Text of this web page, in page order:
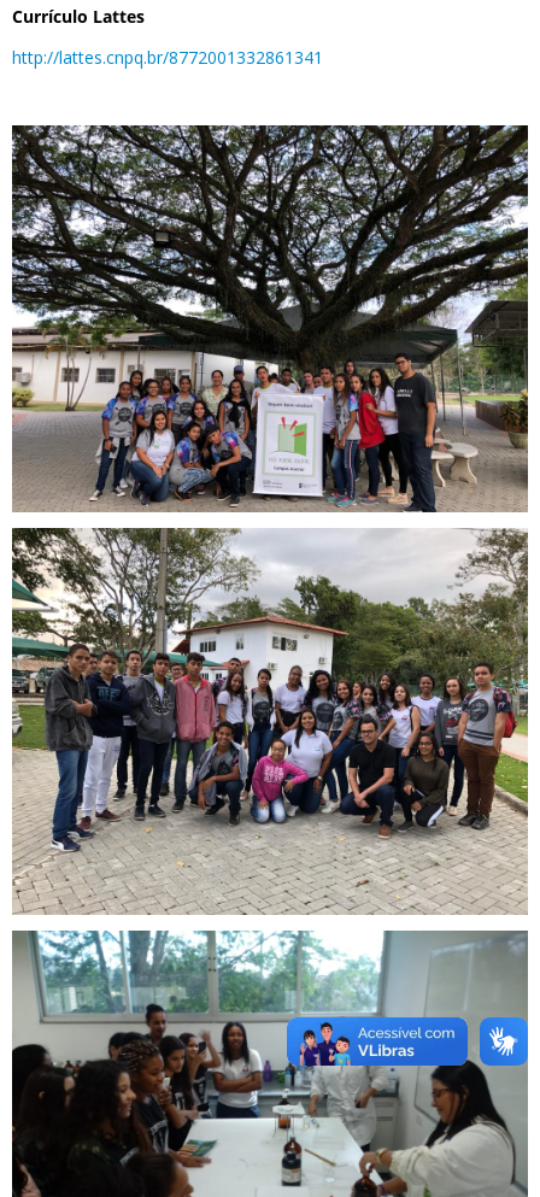
Currículo Lattes
http://lattes.cnpq.br/8772001332861341